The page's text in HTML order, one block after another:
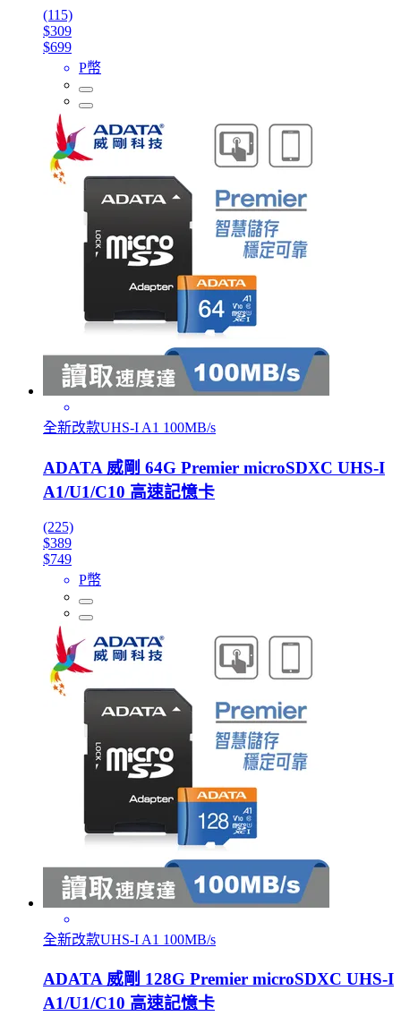
(115)
$309
$699
P幣
全新改款UHS-I A1 100MB/s
ADATA 威剛 64G Premier microSDXC UHS-I
A1/U1/C10 高速記憶卡
(225)
$389
$749
P幣
全新改款UHS-I A1 100MB/s
ADATA 威剛 128G Premier microSDXC UHS-I
A1/U1/C10 高速記憶卡